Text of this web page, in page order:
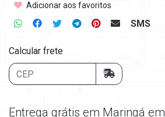
Adicionar aos favoritos
SMS
Calcular frete
Entrega grátis em Maringá